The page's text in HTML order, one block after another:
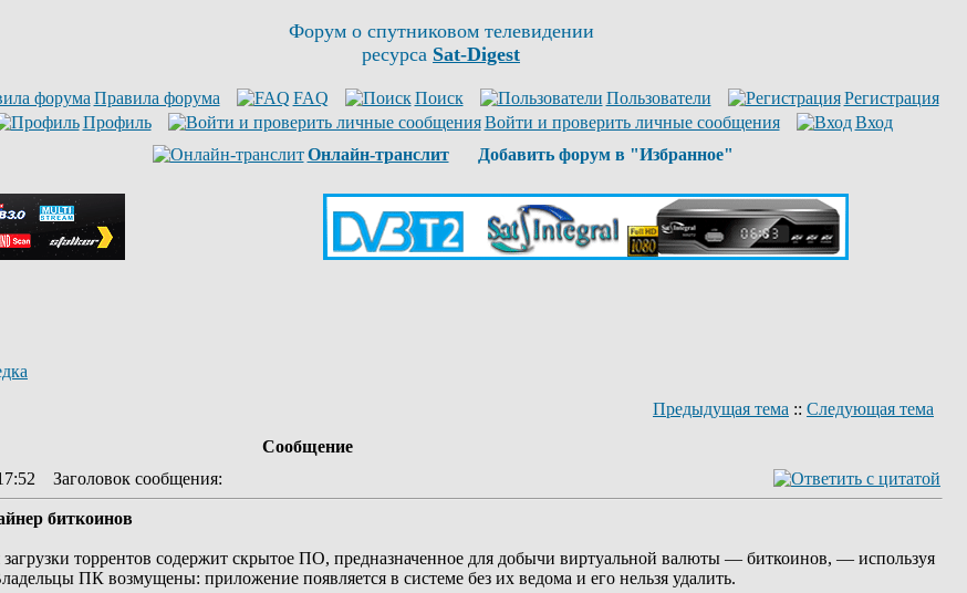
Форум о спутниковом телевидении
ресурса Sat-Digest
Правила форума FAQ Поиск Пользователи
Регистрация
Профиль
Войти и проверить личные сообщения
Вход
Онлайн-транслит
Добавить форум в "Избранное"
Предыдущая тема :: Следующая тема
Сообщение
Заголовок сообщения:
биткоинов
торрентов содержит скрытое ПО, предназначенное для добычи виртуальной валюты — биткоинов, — используя
ПК возмущены: приложение появляется в системе без их ведома и его нельзя удалить.